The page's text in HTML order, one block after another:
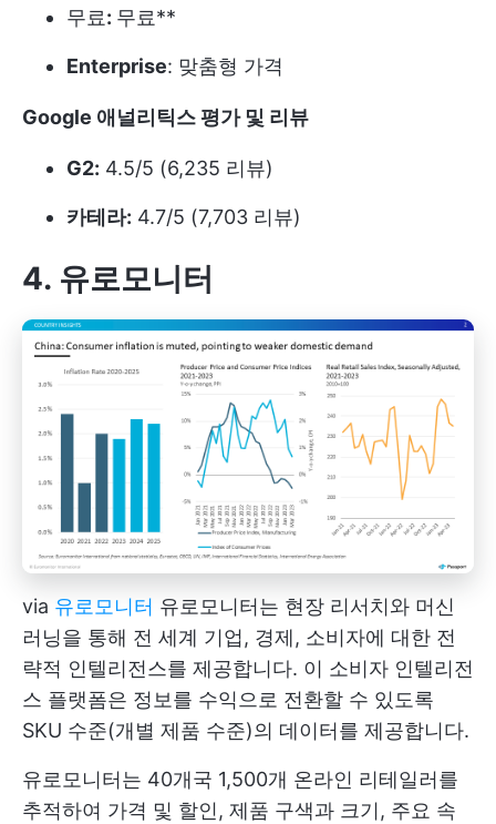
무료: 무료**
Enterprise: 맞춤형 가격
Google 애널리틱스 평가 및 리뷰
G2: 4.5/5 (6,235 리뷰)
카테라: 4.7/5 (7,703 리뷰)
4. 유로모니터
via 유로모니터 유로모니터는 현장 리서치와 머신
러닝을 통해 전 세계 기업, 경제, 소비자에 대한 전
략적 인텔리전스를 제공합니다. 이 소비자 인텔리전
스 플랫폼은 정보를 수익으로 전환할 수 있도록
SKU 수준(개별 제품 수준)의 데이터를 제공합니다.
유로모니터는 40개국 1,500개 온라인 리테일러를
추적하여 가격 및 할인, 제품 구색과 크기, 주요 속